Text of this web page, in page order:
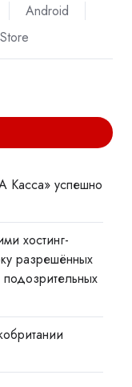
Android
Касса» успешно
хостинг-
разрешённых